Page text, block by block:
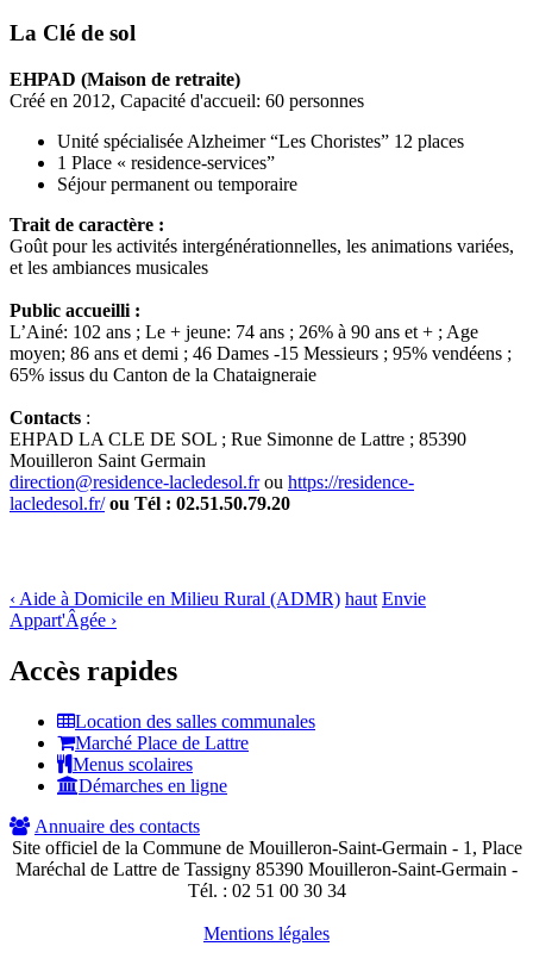
La Clé de sol
EHPAD (Maison de retraite)
Créé en 2012, Capacité d'accueil: 60 personnes
Unité spécialisée Alzheimer “Les Choristes” 12 places
1 Place « residence-services”
Séjour permanent ou temporaire
Trait de caractère :
Goût pour les activités intergénérationnelles, les animations variées,
et les ambiances musicales
Public accueilli :
L’Ainé: 102 ans ; Le + jeune: 74 ans ; 26% à 90 ans et + ; Age
moyen; 86 ans et demi ; 46 Dames -15 Messieurs ; 95% vendéens ;
65% issus du Canton de la Chataigneraie
Contacts :
EHPAD LA CLE DE SOL ; Rue Simonne de Lattre ; 85390
Mouilleron Saint Germain
direction@residence-lacledesol.frou https://residence-
lacledesol.fr/ ou Tél : 02.51.50.79.20
‹ Aide à Domicile en Milieu Rural (ADMR) haut Envie
Appart'Âgée ›
Accès rapides
Location des salles communales
Marché Place de Lattre
Menus scolaires
Démarches en ligne
Annuaire des contacts
Site officiel de la Commune de Mouilleron-Saint-Germain - 1, Place
Maréchal de Lattre de Tassigny 85390 Mouilleron-Saint-Germain -
Tél. : 02 51 00 30 34
Mentions légales